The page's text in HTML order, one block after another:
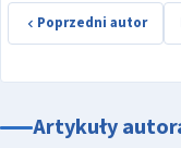
Poprzedni autor
Artykuły